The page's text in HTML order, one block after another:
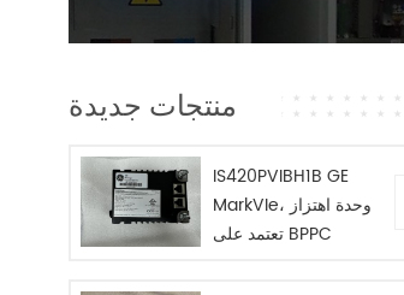
منتجات جديدة
IS420PVIBH1B GE
MarkVIe، وحدة اهتزاز
تعتمد على BPPC